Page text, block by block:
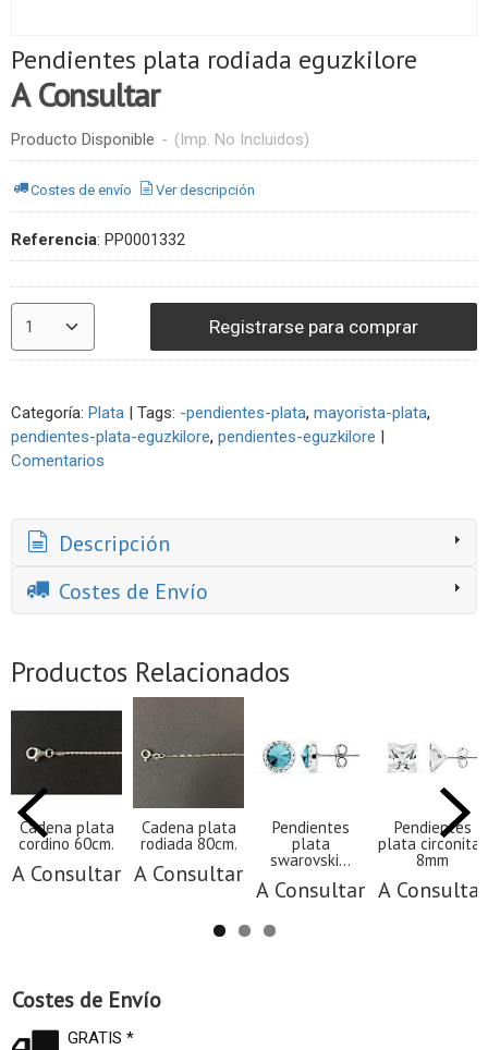
Costes de Envío
GRATIS *
Pendientes plata rodiada eguzkilore
A Consultar
Producto Disponible - (Imp. No Incluidos)
Costes de envío Ver descripción
Referencia: PP0001332
Registrarse para comprar
Categoría: Plata | Tags: -pendientes-plata mayorista-plata
pendientes-plata-eguzkilore pendientes-eguzkilore |
Comentarios
Descripción
Costes de Envío
Productos Relacionados
Cadena plata
cordino 60cm.
A Consultar
Cadena plata
rodiada 80cm.
A Consultar
Pendientes
plata
swarovski...
A Consultar
Pendientes
plata circonitas
8mm
A Consultar